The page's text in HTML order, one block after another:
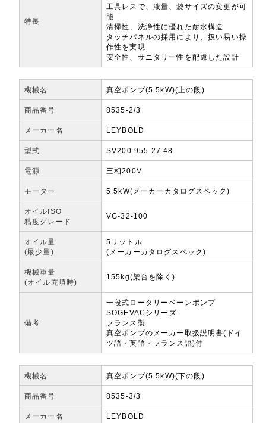
特長
工具レスで、液量、袋サイズの変更が可
能
清掃性、洗浄性に優れた耐水構造
タッチパネルの採用により、扱い易い操
作性を実現
安全性、サニタリー性を配慮した設計
機械名 真空ポンプ(5.5kW)(上の段)
商品番号 8535-2/3
メーカー名 LEYBOLD
型式 SV200 955 27 48
電源 三相200V
モーター 5.5kW(メーカーカタログスペック)
オイルISO
粘度グレード
VG-32-100
オイル量
(最少量)
5リットル
(メーカーカタログスペック)
機械重量
(オイル充填時)
155kg(架台を除く)
備考
一段式ロータリーベーンポンプ
SOGEVACシリーズ
フランス製
真空ポンプのメーカー取扱説明書(ドイ
ツ語・英語・フランス語)付
機械名 真空ポンプ(5.5kW)(下の段)
商品番号 8535-3/3
メーカー名 LEYBOLD